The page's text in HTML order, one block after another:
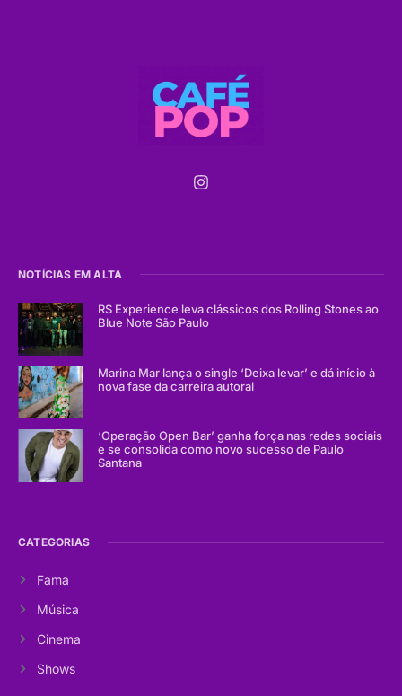
NOTÍCIAS EM ALTA
RS Experience leva clássicos dos Rolling Stones ao
Blue Note São Paulo
Marina Mar lança o single ‘Deixa levar’ e dá início à
nova fase da carreira autoral
‘Operação Open Bar’ ganha força nas redes sociais
e se consolida como novo sucesso de Paulo
Santana
CATEGORIAS
Fama
Música
Cinema
Shows